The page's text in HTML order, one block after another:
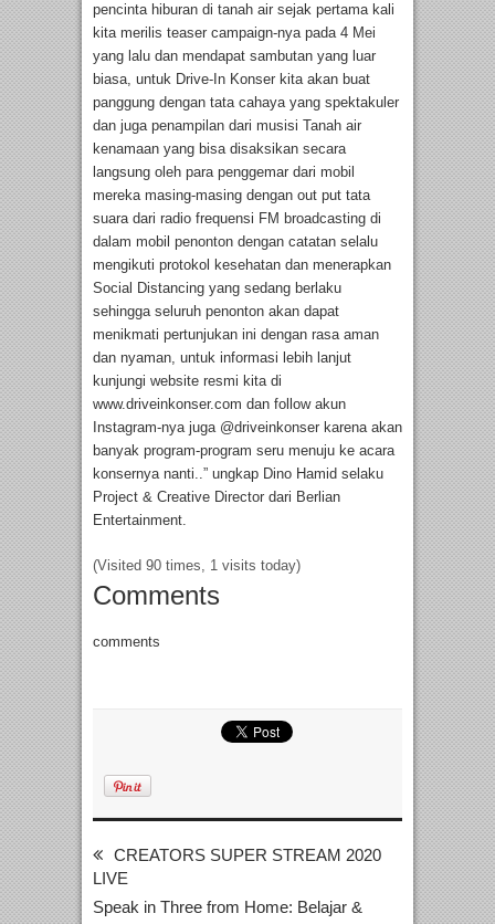
pencinta hiburan di tanah air sejak pertama kali
kita merilis teaser campaign-nya pada 4 Mei
yang lalu dan mendapat sambutan yang luar
biasa, untuk Drive-In Konser kita akan buat
panggung dengan tata cahaya yang spektakuler
dan juga penampilan dari musisi Tanah air
kenamaan yang bisa disaksikan secara
langsung oleh para penggemar dari mobil
mereka masing-masing dengan out put tata
suara dari radio frequensi FM broadcasting di
dalam mobil penonton dengan catatan selalu
mengikuti protokol kesehatan dan menerapkan
Social Distancing yang sedang berlaku
sehingga seluruh penonton akan dapat
menikmati pertunjukan ini dengan rasa aman
dan nyaman, untuk informasi lebih lanjut
kunjungi website resmi kita di
www.driveinkonser.com dan follow akun
Instagram-nya juga @driveinkonser karena akan
banyak program-program seru menuju ke acara
konsernya nanti..” ungkap Dino Hamid selaku
Project & Creative Director dari Berlian
Entertainment.
(Visited 90 times, 1 visits today)
Comments
comments
CREATORS SUPER STREAM 2020
LIVE
Speak in Three from Home: Belajar &